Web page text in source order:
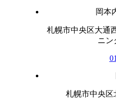
岡本
札幌市中央区大通
ニン
札幌市中央区